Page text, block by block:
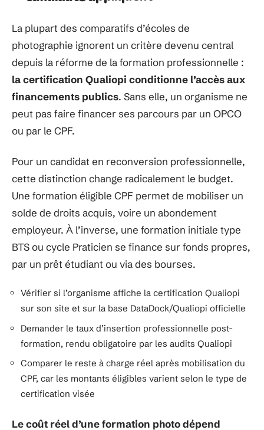
La plupart des comparatifs d’écoles de
photographie ignorent un critère devenu central
depuis la réforme de la formation professionnelle :
la certification Qualiopi conditionne l’accès aux
financements publics. Sans elle, un organisme ne
peut pas faire financer ses parcours par un OPCO
ou par le CPF.
Pour un candidat en reconversion professionnelle,
cette distinction change radicalement le budget.
Une formation éligible CPF permet de mobiliser un
solde de droits acquis, voire un abondement
employeur. À l’inverse, une formation initiale type
BTS ou cycle Praticien se finance sur fonds propres,
par un prêt étudiant ou via des bourses.
Vérifier si l’organisme affiche la certification Qualiopi
sur son site et sur la base DataDock/Qualiopi officielle
Demander le taux d’insertion professionnelle post-
formation, rendu obligatoire par les audits Qualiopi
Comparer le reste à charge réel après mobilisation du
CPF, car les montants éligibles varient selon le type de
certification visée
Le coût réel d’une formation photo dépend